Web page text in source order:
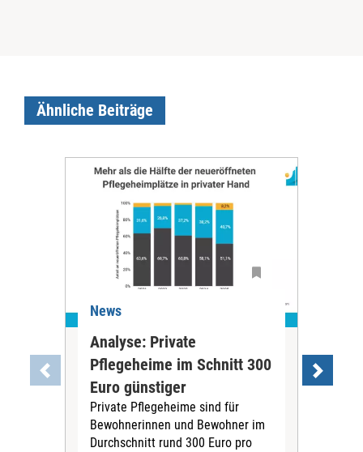
Ähnliche Beiträge
News
Analyse: Private
Pflegeheime im Schnitt 300
Euro günstiger
Private Pflegeheime sind für
Bewohnerinnen und Bewohner im
Durchschnitt rund 300 Euro pro